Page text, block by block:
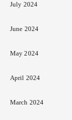
July 2024
June 2024
May 2024
April 2024
March 2024